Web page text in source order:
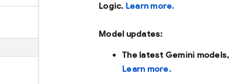
Logic. Learn more.
Model updates:
The latest Gemini
Learn more.